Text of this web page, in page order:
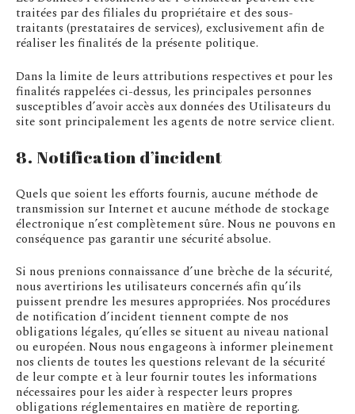
traitées par des filiales du propriétaire et des sous-
traitants (prestataires de services), exclusivement afin de
réaliser les finalités de la présente politique.
Dans la limite de leurs attributions respectives et pour les
finalités rappelées ci-dessus, les principales personnes
susceptibles d’avoir accès aux données des Utilisateurs du
site sont principalement les agents de notre service client.
8. Notification d’incident
Quels que soient les efforts fournis, aucune méthode de
transmission sur Internet et aucune méthode de stockage
électronique n’est complètement sûre. Nous ne pouvons en
conséquence pas garantir une sécurité absolue.
Si nous prenions connaissance d’une brèche de la sécurité,
nous avertirions les utilisateurs concernés afin qu’ils
puissent prendre les mesures appropriées. Nos procédures
de notification d’incident tiennent compte de nos
obligations légales, qu’elles se situent au niveau national
ou européen. Nous nous engageons à informer pleinement
nos clients de toutes les questions relevant de la sécurité
de leur compte et à leur fournir toutes les informations
nécessaires pour les aider à respecter leurs propres
obligations réglementaires en matière de reporting.